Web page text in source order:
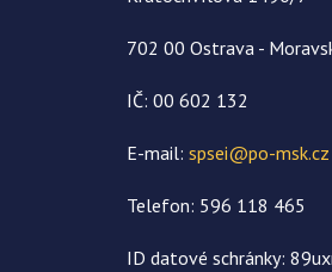
702 00 Ostrava -
IČ: 00 602 132
E-mail: spsei@po-msk.cz
Telefon: 596 118 465
ID datové schránky: